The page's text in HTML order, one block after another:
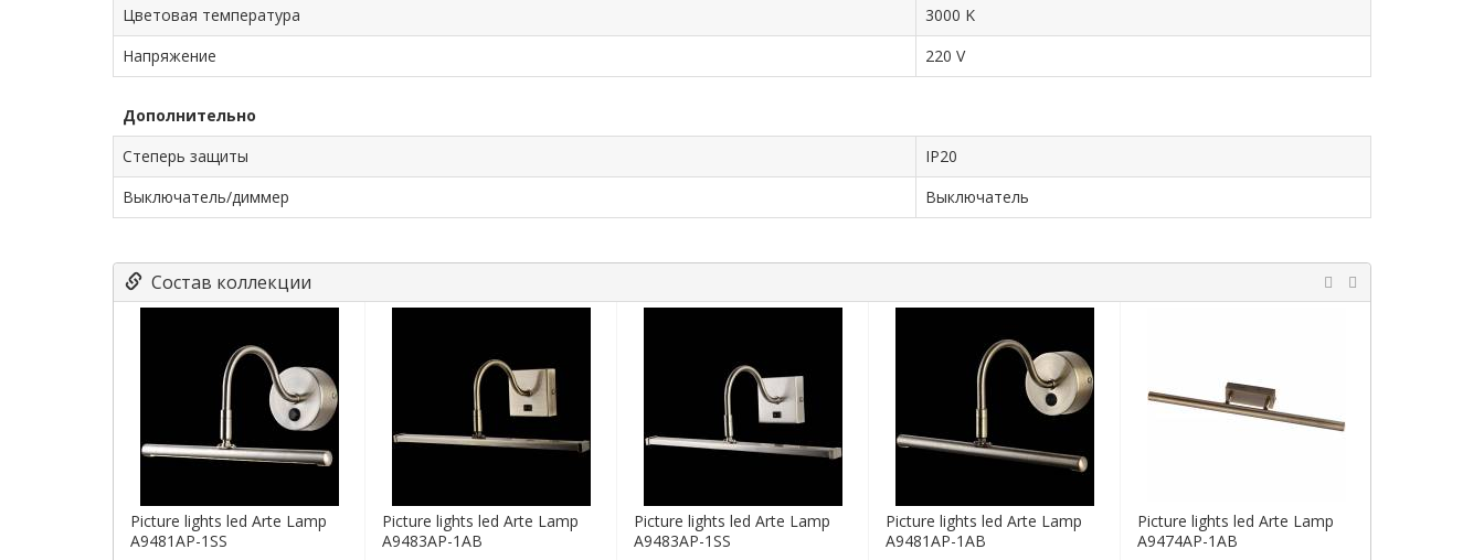
Цветовая температура
3000 K
Напряжение
220 V
Дополнительно
Степерь защиты
IP20
Выключатель/диммер
Выключатель
Состав коллекции
Picture lights led Arte Lamp
A9481AP-1SS
Picture lights led Arte Lamp
A9483AP-1AB
Picture lights led Arte Lamp
A9483AP-1SS
Picture lights led Arte Lamp
A9481AP-1AB
Picture lights led Arte Lamp
A9474AP-1AB